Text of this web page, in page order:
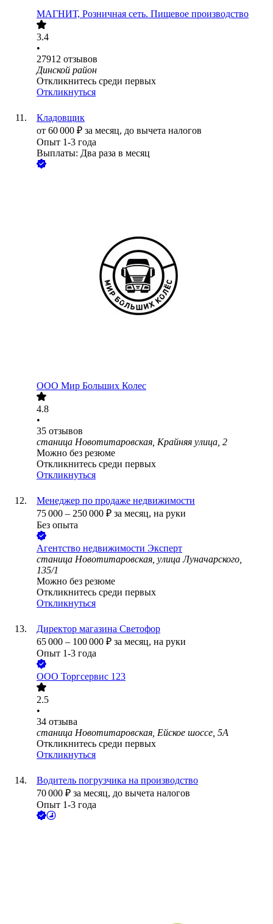
МАГНИТ, Розничная сеть. Пищевое производство
3.4
•
27912 отзывов
Динской район
Откликнитесь среди первых
Откликнуться
Кладовщик
от 60 000 ₽ за месяц, до вычета налогов
Опыт 1-3 года
Выплаты: Два раза в месяц
ООО Мир Больших Колес
4.8
•
35 отзывов
станица Новотитаровская, Крайняя улица, 2
Можно без резюме
Откликнитесь среди первых
Откликнуться
Менеджер по продаже недвижимости
75 000 – 250 000 ₽ за месяц, на руки
Без опыта
Агентство недвижимости Эксперт
станица Новотитаровская, улица Луначарского,
135/1
Можно без резюме
Откликнитесь среди первых
Откликнуться
Директор магазина Светофор
65 000 – 100 000 ₽ за месяц, на руки
Опыт 1-3 года
ООО Торгсервис 123
2.5
•
34 отзыва
станица Новотитаровская, Ейское шоссе, 5А
Откликнитесь среди первых
Откликнуться
Водитель погрузчика на производство
70 000 ₽ за месяц, до вычета налогов
Опыт 1-3 года